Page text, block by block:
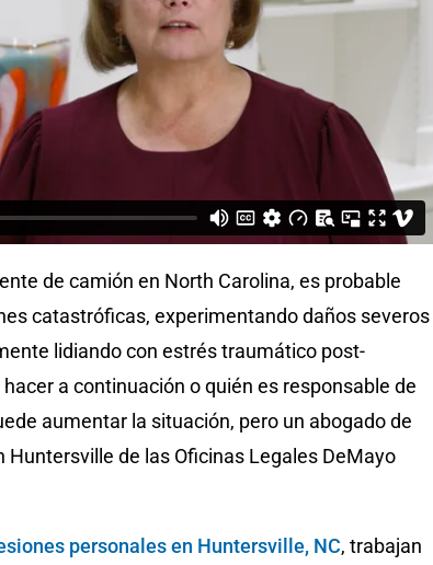
de camión en North Carolina, es probable
catastróficas, experimentando daños severos
lidiando con estrés traumático post-
a continuación o quién es responsable de
aumentar la situación, pero un abogado de
Huntersville de las Oficinas Legales DeMayo
personales en Huntersville, NC, trabajan